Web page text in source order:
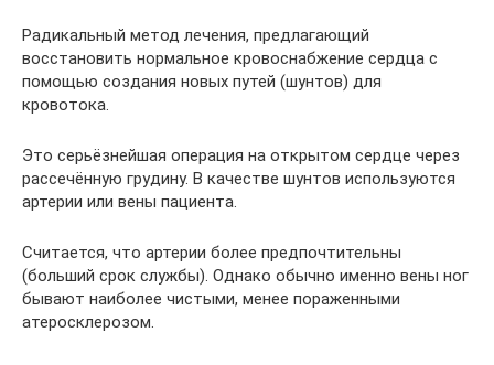
Радикальный метод лечения, предлагающий
восстановить нормальное кровоснабжение сердца с
помощью создания новых путей (шунтов) для
кровотока.
Это серьёзнейшая операция на открытом сердце через
рассечённую грудину. В качестве шунтов используются
артерии или вены пациента.
Считается, что артерии более предпочтительны
(больший срок службы). Однако обычно именно вены ног
бывают наиболее чистыми, менее пораженными
атеросклерозом.